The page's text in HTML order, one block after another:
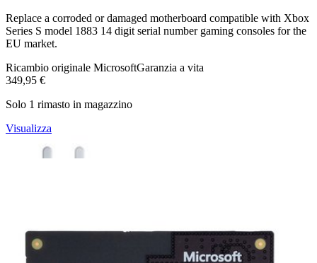
Replace a corroded or damaged motherboard compatible with Xbox
Series S model 1883 14 digit serial number gaming consoles for the
EU market.
Ricambio originale MicrosoftGaranzia a vita
349,95 €
Solo 1 rimasto in magazzino
Visualizza